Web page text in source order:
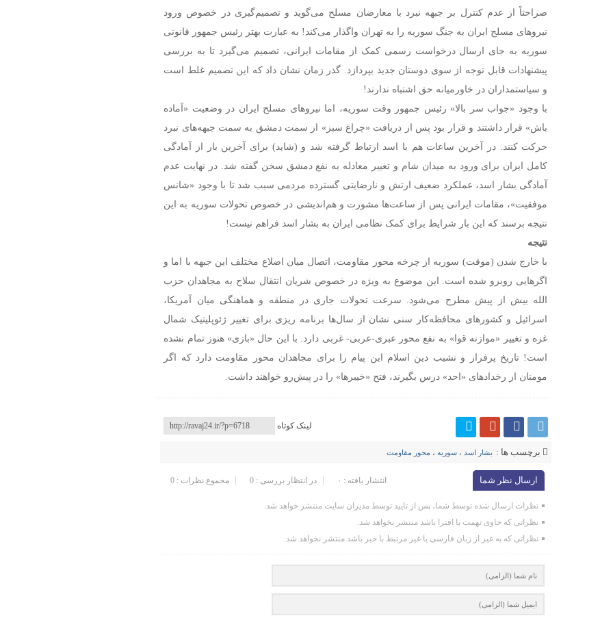
صراحتاً از عدم کنترل بر جبهه نبرد با معارضان مسلح می‌گوید و تصمیم‌گیری در خصوص ورود
نیروهای مسلح ایران به جنگ سوریه را به تهران واگذار می‌کند! به عبارت بهتر رئیس جمهور قانونی
سوریه به جای ارسال درخواست رسمی کمک از مقامات ایرانی، تصمیم می‌گیرد تا به بررسی
پیشنهادات قابل توجه از سوی دوستان جدید بپردازد. گذر زمان نشان داد که این تصمیم غلط است
و سیاستمداران در خاورمیانه حق اشتباه ندارند!
با وجود «جواب سر بالا» رئیس جمهور وقت سوریه، اما نیروهای مسلح ایران در وضعیت «آماده
باش» قرار داشتند و قرار بود پس از دریافت «چراغ سبز» از سمت دمشق به سمت جبهه‌های نبرد
حرکت کنند. در آخرین ساعات هم با اسد ارتباط گرفته شد و (شاید) برای آخرین بار از آمادگی
کامل ایران برای ورود به میدان شام و تغییر معادله به نفع دمشق سخن گفته شد. در نهایت عدم
آمادگی بشار اسد، عملکرد ضعیف ارتش و نارضایتی گسترده مردمی سبب شد تا با وجود «شانس
موفقیت»، مقامات ایرانی پس از ساعت‌ها مشورت و هم‌اندیشی در خصوص تحولات سوریه به این
نتیجه برسند که این بار شرایط برای کمک نظامی ایران به بشار اسد فراهم نیست!
نتیجه
با خارج شدن (موقت) سوریه از چرخه محور مقاومت، اتصال میان اضلاع مختلف این جبهه با اما و
اگرهایی روبرو شده است. این موضوع به ویژه در خصوص شریان انتقال سلاح به مجاهدان حزب
الله بیش از پیش مطرح می‌شود. سرعت تحولات جاری در منطقه و هماهنگی میان آمریکا،
اسرائیل و کشورهای محافظه‌کار سنی نشان از سال‌ها برنامه ریزی برای تغییر ژئوپلیتیک شمال
غزه و تغییر «موازنه قوا» به نفع محور عبری-عربی- غربی دارد. با این حال «بازی» هنوز تمام نشده
است! تاریخ پرفراز و نشیب دین اسلام این پیام را برای مجاهدان محور مقاومت دارد که اگر
مومنان از رخدادهای «احد» درس بگیرند، فتح «خیبرها» را در پیش‌رو خواهند داشت.
لینک کوتاه
برچسب ها : بشار اسد ، سوریه ، محور مقاومت
ارسال نظر شما مجموع نظرات : 0 در انتظار بررسی : 0 انتشار یافته : ۰
نظرات ارسال شده توسط شما، پس از تایید توسط مدیران سایت منتشر خواهد شد.
نظراتی که حاوی تهمت یا افترا باشد منتشر نخواهد شد.
نظراتی که به غیر از زبان فارسی یا غیر مرتبط با خبر باشد منتشر نخواهد شد.